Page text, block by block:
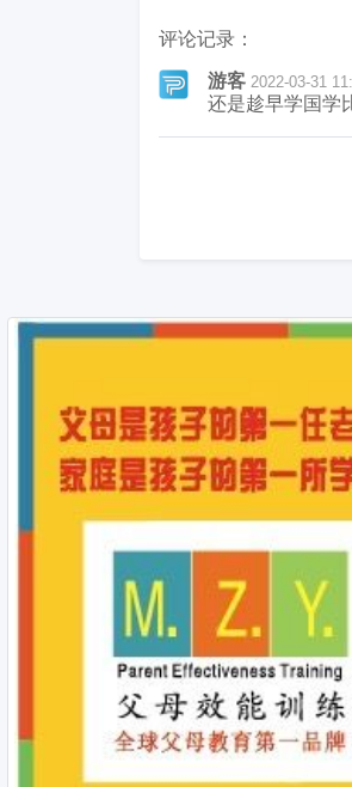
评论记录：
游客 2022-03-31
还是趁早学国学